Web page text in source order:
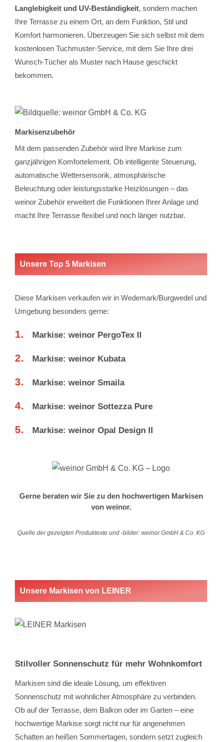
Langlebigkeit und UV-Beständigkeit, sondern machen
Ihre Terrasse zu einem Ort, an dem Funktion, Stil und
Komfort harmonieren. Überzeugen Sie sich selbst mit dem
kostenlosen Tuchmuster-Service, mit dem Sie Ihre drei
Wunsch-Tücher als Muster nach Hause geschickt
bekommen.
Markisenzubehör
Mit dem passenden Zubehör wird Ihre Markise zum
ganzjährigen Komfortelement. Ob intelligente Steuerung,
automatische Wettersensorik, atmosphärische
Beleuchtung oder leistungsstarke Heizlösungen – das
weinor Zubehör erweitert die Funktionen Ihrer Anlage und
macht Ihre Terrasse flexibel und noch länger nutzbar.
Unsere Top 5 Markisen
Diese Markisen verkaufen wir in Wedemark/Burgwedel und
Umgebung besonders gerne:
1. Markise: weinor PergoTex II
2. Markise: weinor Kubata
3. Markise: weinor Smaila
4. Markise: weinor Sottezza Pure
5. Markise: weinor Opal Design II
Gerne beraten wir Sie zu den hochwertigen Markisen
von weinor.
Quelle der gezeigten Produktexte und -bilder: weinor GmbH & Co. KG
Unsere Markisen von LEINER
Stilvoller Sonnenschutz für mehr Wohnkomfort
Markisen sind die ideale Lösung, um effektiven
Sonnenschutz mit wohnlicher Atmosphäre zu verbinden.
Ob auf der Terrasse, dem Balkon oder im Garten – eine
hochwertige Markise sorgt nicht nur für angenehmen
Schatten an heißen Sommertagen, sondern setzt zugleich